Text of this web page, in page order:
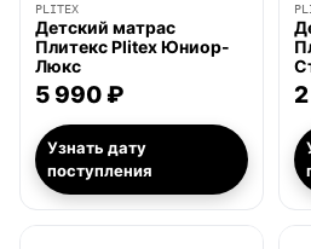
PLITEX
Детский матрас
Плитекс Plitex Юниор-
Люкс
5 990 ₽
Узнать дату
поступления